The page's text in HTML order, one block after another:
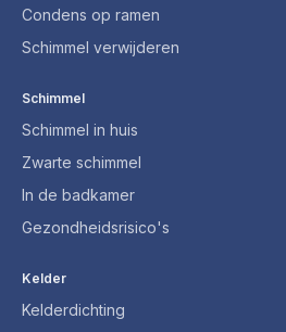
Condens op ramen
Schimmel verwijderen
Schimmel
Schimmel in huis
Zwarte schimmel
In de badkamer
Gezondheidsrisico's
Kelder
Kelderdichting